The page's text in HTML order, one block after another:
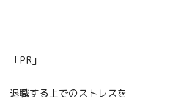
「PR」
退職する上でのストレスを